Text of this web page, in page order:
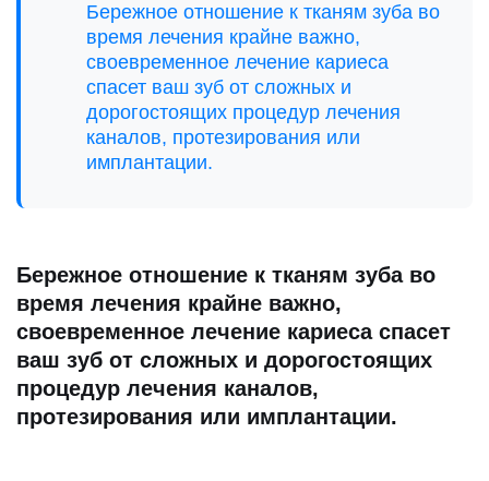
Бережное отношение к тканям зуба во
время лечения крайне важно,
своевременное лечение кариеса
спасет ваш зуб от сложных и
дорогостоящих процедур лечения
каналов, протезирования или
имплантации.
Бережное отношение к тканям зуба во
время лечения крайне важно,
своевременное лечение кариеса спасет
ваш зуб от сложных и дорогостоящих
процедур лечения каналов,
протезирования или имплантации.